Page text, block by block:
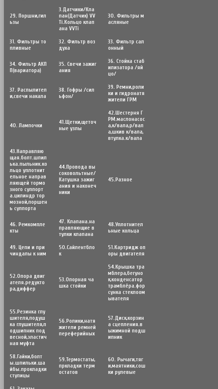
29. Поршни,гил
ьзы
3.Датчики/Кла
пан(Датчик) VV
Ti.Кольцо клап
ана VVTi
30. Фильтры м
асляные
31. Фильтры то
пливные
32. Фильтр воз
духа
33. Фильтр сал
онный
34. Фильтр АКП
П(вариатора)
35. Свечи зажиг
ания
36. Стойка стаб
илизатора /яй
цо/
37. Распылител
и,свечи накала
38. Гофры /сил
ьфон/
39. Ремни,роли
ки и гидронатя
жители ГРМ
40. Лампочки
41.Щетки,щеточ
ные узлы
42.Шестерня Г
РМ.маслонасос
а,к/вала,р/вал
а,шкив к/вала,
втулка.к/вала
43.Направляю
щая.болт.шпил
ька.пыльник.ко
льцо уплотнит
ельное направ
ляющей тормо
зного суппорт
а.цилиндр тор
мозной,поршен
ь суппорта
44.Провода вы
соковольтные/
Катушка зажиг
ания и наконеч
ники
45.Разное
46. Ремкомпле
кты
47. Клапана.на
правляющие в
тулки клапана
48.Уплотнител
ьные кольца
49. Цепи и при
чиндалы к ним
50.Сайлентбло
к
51.Картридж оп
оры двигателя
52.Опора двиг
ателя.редукто
ра,диффер
53.Опорная ча
шка стойки
54.Крышка тра
мблера,бегуно
к,конденсатор
трамблёра.фор
сунка стеклоом
ывателя
55.Резинка глу
шителя,подуш
ка глушителя,п
одшипник под
весной,эластич
ная муфта
56.Poлики,натя
жители ремней
переферийных
57.Диск,корзин
а сцепления.в
ыжимной подш
ипник
58.Гайки,болт
ы.шпильки.ша
йбы.прокладки
ступицы
59.Термостаты,
пркладки терм
остатов
60. Рычаги,тяг
и,маятники,сош
ки рулевые